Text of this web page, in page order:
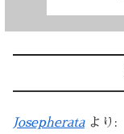
Josepherata より: